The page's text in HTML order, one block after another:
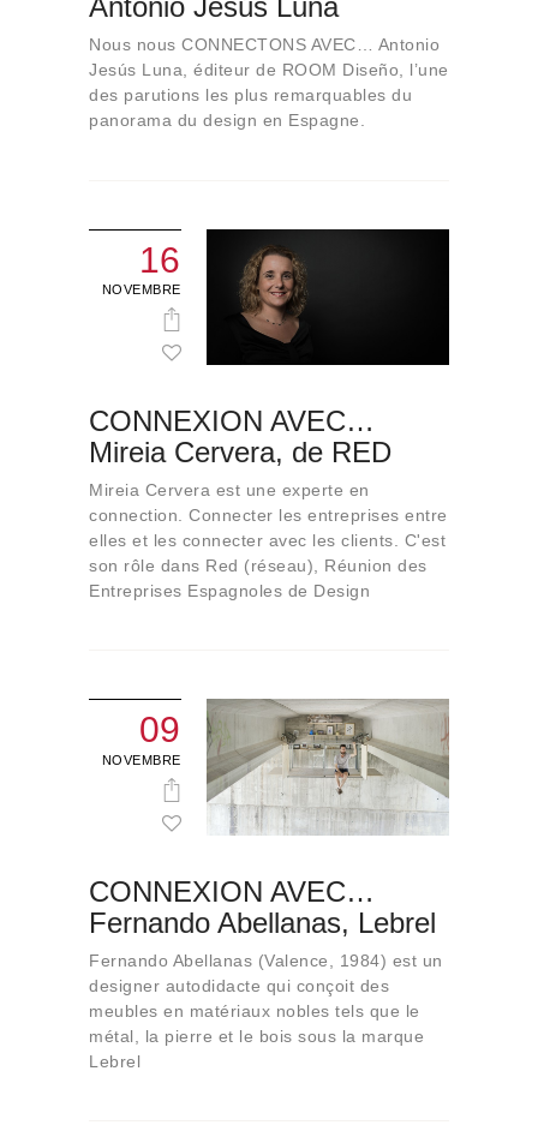
Qui sommes-nous
Contact
Antonio Jesús Luna
Nous nous CONNECTONS AVEC… Antonio
Jesús Luna, éditeur de ROOM Diseño, l’une
des parutions les plus remarquables du
panorama du design en Espagne.
16
NOVEMBRE
CONNEXION AVEC…
Mireia Cervera, de RED
Mireia Cervera est une experte en
connection. Connecter les entreprises entre
elles et les connecter avec les clients. C'est
son rôle dans Red (réseau), Réunion des
Entreprises Espagnoles de Design
09
NOVEMBRE
CONNEXION AVEC…
Fernando Abellanas, Lebrel
Fernando Abellanas (Valence, 1984) est un
designer autodidacte qui conçoit des
meubles en matériaux nobles tels que le
métal, la pierre et le bois sous la marque
Lebrel